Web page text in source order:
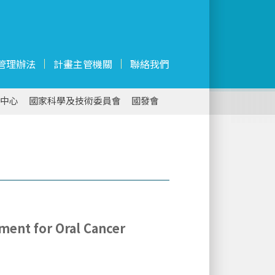
理辦法 計畫主管機關 聯絡我們
心 國家科學及技術委員會 國發會
for Oral Cancer